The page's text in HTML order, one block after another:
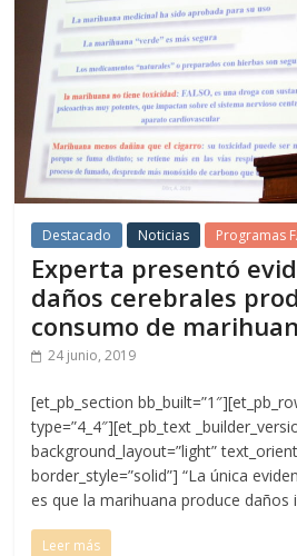
Destacado Noticias Programas
Experta presentó
daños cerebrales
consumo de
24 junio, 2019
[et_pb_section
type=”4_4″][et_pb_text
background_layout=”light”
border_style=”solid”] “La única
es que la marihuana produce daños
Leer más